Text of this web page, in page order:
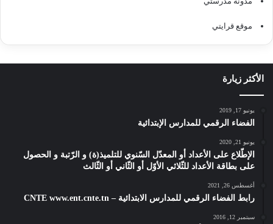
موقع قرايتي
الأكثر زيارة
يونيو 17, 2019
الفضاء الرقمي للمدارس الإبتدائية
يونيو 21, 2020
الإطّلاع على الأعداد أو المعدّل السّنوي للتلميذ(ة) و الرّتبة و الحصول
على بطاقة الأعداد للثّلاثي الأوّل أو الثّاني أو الثّالث
أغسطس 26, 2021
رابط الفضاء الرقمي للمدارس الابتدائية – CNTE www.ent.cnte.tn
سبتمبر 12, 2016